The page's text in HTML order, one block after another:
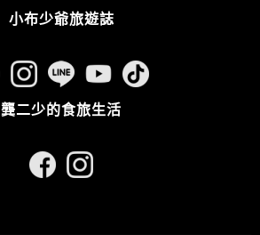
小布少爺旅遊誌
龔二少的食旅生活